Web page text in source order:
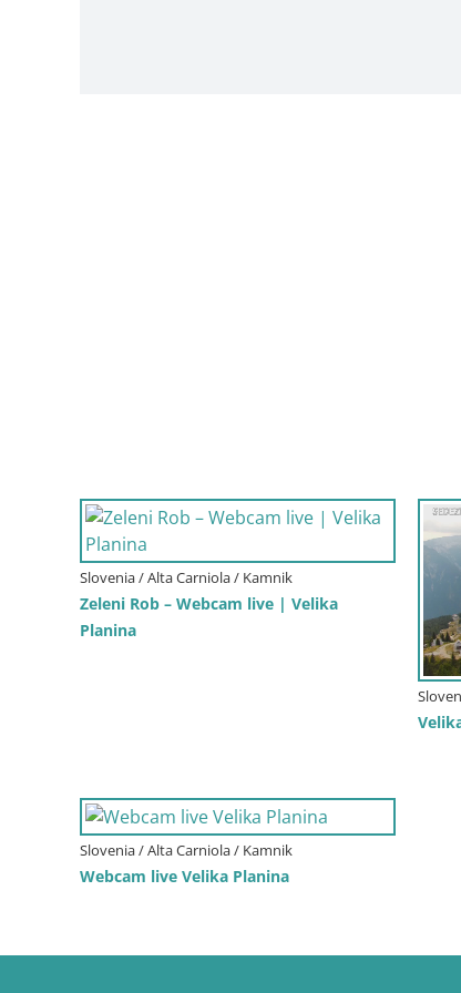
Slovenia / Alta Carniola / Kamnik
Zeleni Rob – Webcam live | Velika
Planina
Slovenia / Alta Carniola / Kamnik
Webcam live Velika Planina